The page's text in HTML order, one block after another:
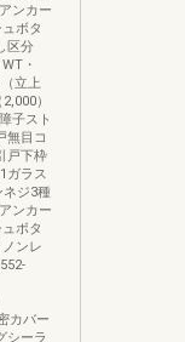
ンカー
ボタ
区分
・
立上
）
子スト
無目コ
戸下枠
ガラス
ジ3種
ンカー
ボタ
ンレ
カバー
シーラ